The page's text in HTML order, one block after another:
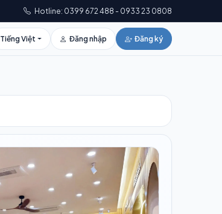
Hotline: 0399 672 488 - 0933 23 0808
Tiếng Việt Đăng nhập Đăng ký